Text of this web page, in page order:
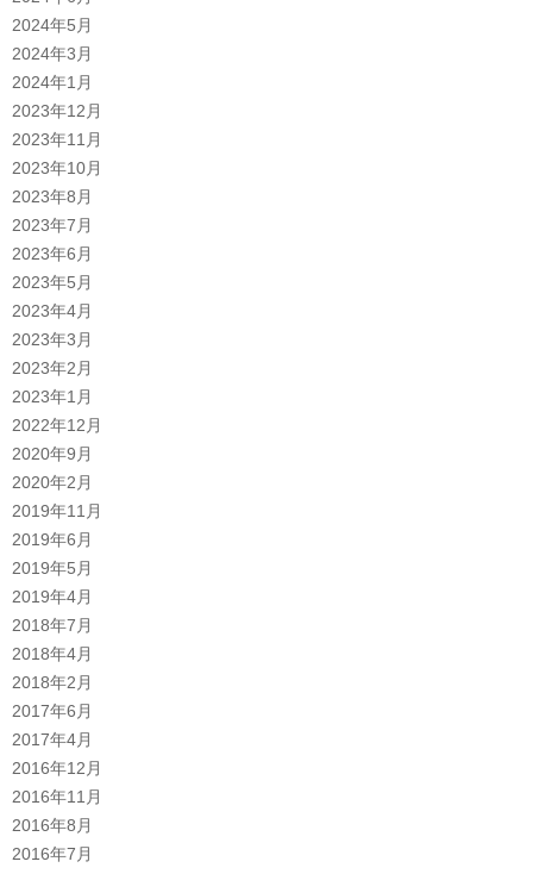
2024年5月
2024年3月
2024年1月
2023年12月
2023年11月
2023年10月
2023年8月
2023年7月
2023年6月
2023年5月
2023年4月
2023年3月
2023年2月
2023年1月
2022年12月
2020年9月
2020年2月
2019年11月
2019年6月
2019年5月
2019年4月
2018年7月
2018年4月
2018年2月
2017年6月
2017年4月
2016年12月
2016年11月
2016年8月
2016年7月